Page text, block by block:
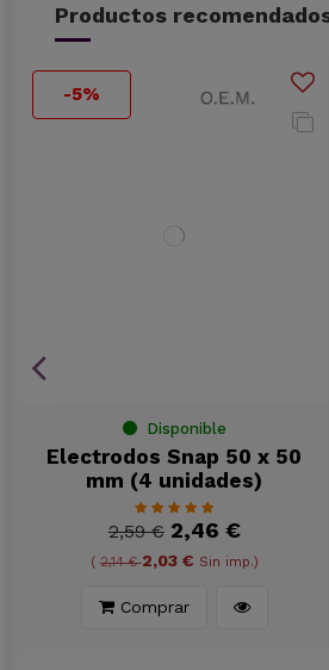
Productos
-5%
Disponible
Electrodos Snap 50 x 50
mm (4 unidades)
2,59 € 2,46 €
(2,14 €2,03 € Sin imp.)
Comprar